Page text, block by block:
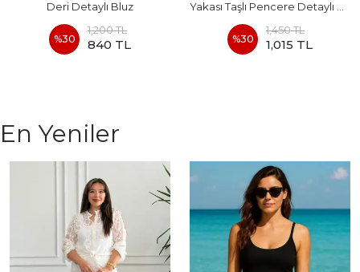
Deri Detaylı Bluz
%30
1,200 TL
840 TL %30
1,450 TL
1,015 TL
En Yeniler